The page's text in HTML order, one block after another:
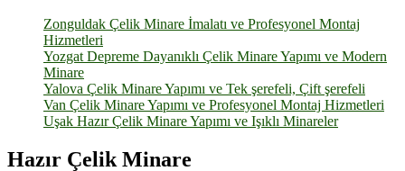
Zonguldak Çelik Minare İmalatı ve Profesyonel Montaj
Hizmetleri
Yozgat Depreme Dayanıklı Çelik Minare Yapımı ve Modern
Minare
Yalova Çelik Minare Yapımı ve Tek şerefeli, Çift şerefeli
Van Çelik Minare Yapımı ve Profesyonel Montaj Hizmetleri
Uşak Hazır Çelik Minare Yapımı ve Işıklı Minareler
Hazır Çelik Minare